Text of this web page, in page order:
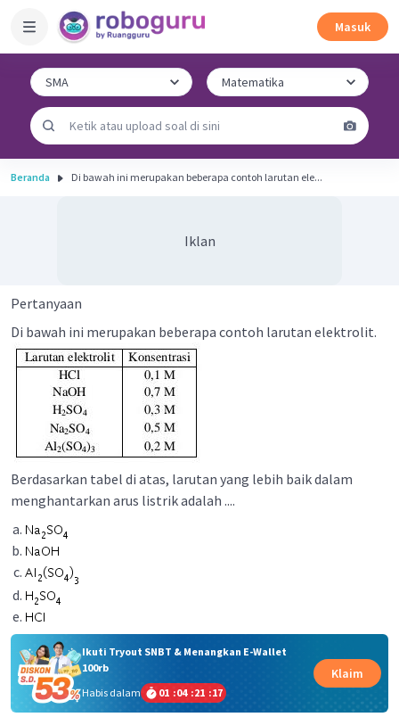
Masuk
Beranda Di bawah ini merupakan beberapa contoh larutan ele...
Iklan
Pertanyaan
Di bawah ini merupakan beberapa contoh larutan elektrolit.
Berdasarkan tabel di atas, larutan yang lebih baik dalam
menghantarkan arus listrik adalah ....
Ikuti Tryout SNBT & Menangkan E-Wallet
100rb
Habis dalam
01 :04 :21 :17
Klaim